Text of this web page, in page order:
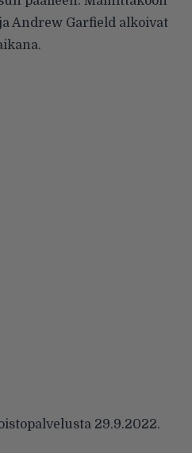
Andrew Garfield alkoivat
29.9.2022.